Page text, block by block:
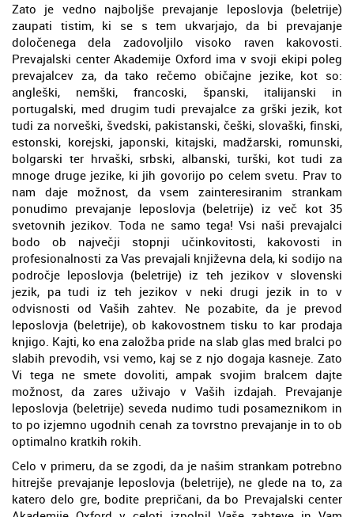
Zato je vedno najboljše prevajanje leposlovja (beletrije)
zaupati tistim, ki se s tem ukvarjajo, da bi prevajanje
določenega dela zadovoljilo visoko raven kakovosti.
Prevajalski center Akademije Oxford ima v svoji ekipi poleg
prevajalcev za, da tako rečemo običajne jezike, kot so:
angleški, nemški, francoski, španski, italijanski in
portugalski, med drugim tudi prevajalce za grški jezik, kot
tudi za norveški, švedski, pakistanski, češki, slovaški, finski,
estonski, korejski, japonski, kitajski, madžarski, romunski,
bolgarski ter hrvaški, srbski, albanski, turški, kot tudi za
mnoge druge jezike, ki jih govorijo po celem svetu. Prav to
nam daje možnost, da vsem zainteresiranim strankam
ponudimo prevajanje leposlovja (beletrije) iz več kot 35
svetovnih jezikov. Toda ne samo tega! Vsi naši prevajalci
bodo ob največji stopnji učinkovitosti, kakovosti in
profesionalnosti za Vas prevajali književna dela, ki sodijo na
področje leposlovja (beletrije) iz teh jezikov v slovenski
jezik, pa tudi iz teh jezikov v neki drugi jezik in to v
odvisnosti od Vaših zahtev. Ne pozabite, da je prevod
leposlovja (beletrije), ob kakovostnem tisku to kar prodaja
knjigo. Kajti, ko ena založba pride na slab glas med bralci po
slabih prevodih, vsi vemo, kaj se z njo dogaja kasneje. Zato
Vi tega ne smete dovoliti, ampak svojim bralcem dajte
možnost, da zares uživajo v Vaših izdajah. Prevajanje
leposlovja (beletrije) seveda nudimo tudi posameznikom in
to po izjemno ugodnih cenah za tovrstno prevajanje in to ob
optimalno kratkih rokih.
Celo v primeru, da se zgodi, da je našim strankam potrebno
hitrejše prevajanje leposlovja (beletrije), ne glede na to, za
katero delo gre, bodite prepričani, da bo Prevajalski center